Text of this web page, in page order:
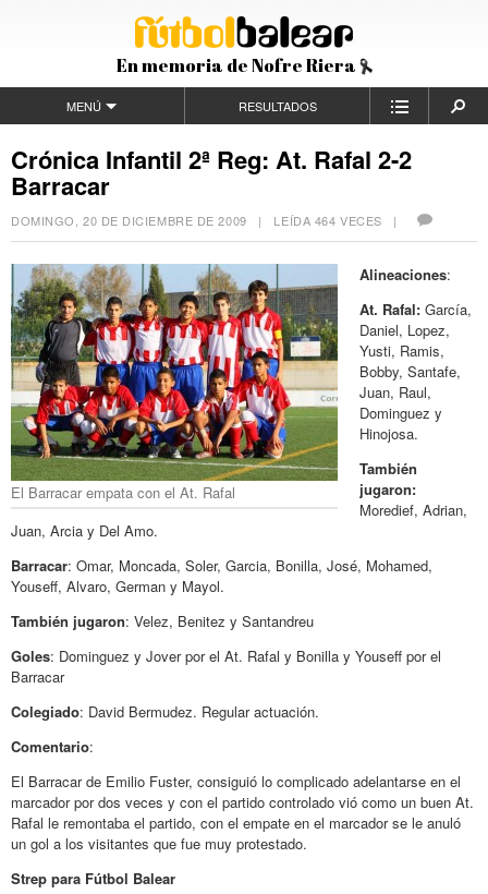
En memoria de Nofre Riera
MENÚ RESULTADOS
Crónica Infantil 2ª Reg: At. Rafal 2-2
Barracar
DOMINGO, 20 DE DICIEMBRE DE 2009 | LEÍDA 464 VECES |
El Barracar empata con el At. Rafal
Alineaciones:
At. Rafal: García,
Daniel, Lopez,
Yusti, Ramis,
Bobby, Santafe,
Juan, Raul,
Dominguez y
Hinojosa.
También
jugaron:
Moredief, Adrian,
Juan, Arcia y Del Amo.
Barracar: Omar, Moncada, Soler, Garcia, Bonilla, José, Mohamed,
Youseff, Alvaro, German y Mayol.
También jugaron: Velez, Benitez y Santandreu
Goles: Dominguez y Jover por el At. Rafal y Bonilla y Youseff por el
Barracar
Colegiado: David Bermudez. Regular actuación.
Comentario:
El Barracar de Emilio Fuster, consiguió lo complicado adelantarse en el
marcador por dos veces y con el partido controlado vió como un buen At.
Rafal le remontaba el partido, con el empate en el marcador se le anuló
un gol a los visitantes que fue muy protestado.
Strep para Fútbol Balear